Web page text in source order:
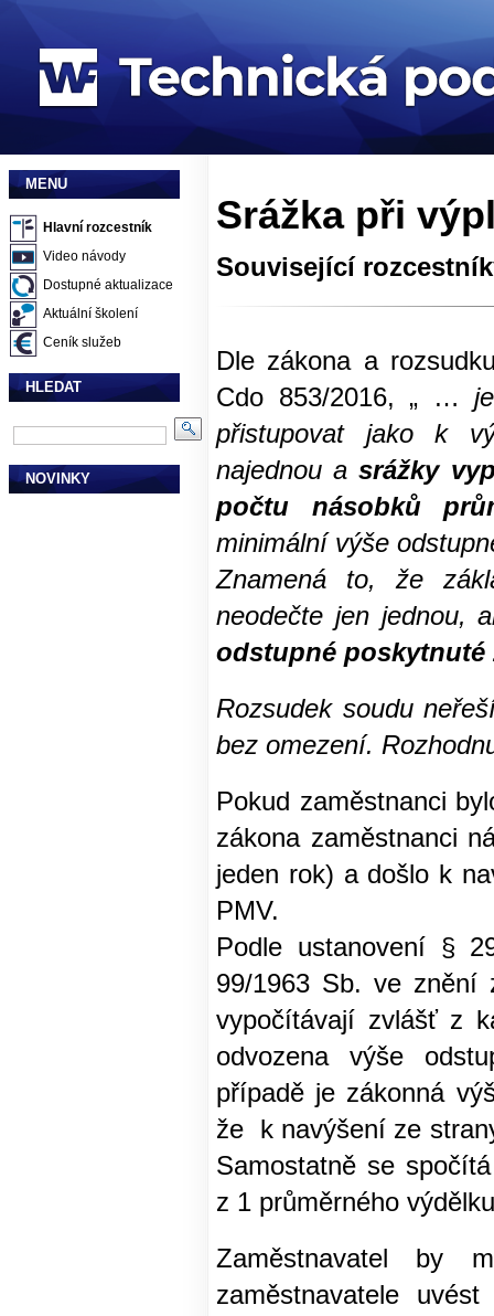
MENU
Hlavní rozcestník
Video návody
Dostupné aktualizace
Aktuální školení
Ceník služeb
HLEDAT
NOVINKY
Srážka při
Související
Dle zákona a
Cdo 853/2016, „ …
přistupovat jako k
najednou asrážky
počtu násobků
minimální výše
Znamená to, že
neodečte jen jednou,
odstupné poskytnuté
Rozsudek soudu
bez omezení.
Pokud zaměstnanci
zákona zaměstnanci
jeden rok) a došlo k
PMV.
Podle ustanovení §
99/1963 Sb. ve znění
vypočítávají zvlášť z
odvozena výše
případě je zákonná
že k navýšení ze
Samostatně se
z 1 průměrného
Zaměstnavatel by
zaměstnavatele